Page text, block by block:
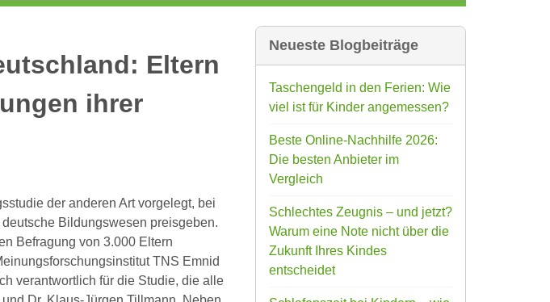
Eltern
ihrer
der anderen Art vorgelegt, bei
Bildungswesen preisgeben.
Befragung von 3.000 Eltern
TNS Emnid
verantwortlich für die Studie, die alle
Neueste Blogbeiträge
Taschengeld in den Ferien: Wie
viel ist für Kinder angemessen?
Beste Online-Nachhilfe 2026:
Die besten Anbieter im
Vergleich
Schlechtes Zeugnis – und jetzt?
Warum eine Note nicht über die
Zukunft Ihres Kindes
entscheidet